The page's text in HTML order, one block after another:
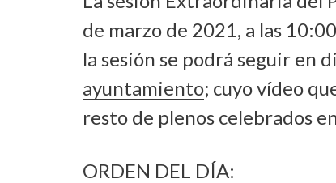
de marzo de 2021, a las
la sesión se podrá seguir en
ayuntamiento; cuyo vídeo
resto de plenos celebrados
ORDEN DEL DÍA: